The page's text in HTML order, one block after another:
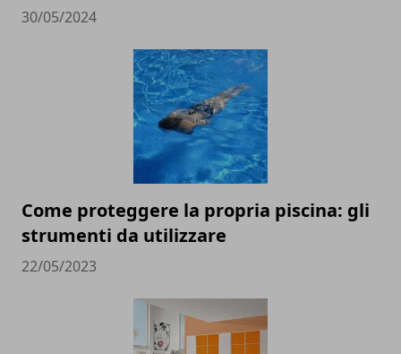
30/05/2024
Come proteggere la propria piscina: gli
strumenti da utilizzare
22/05/2023